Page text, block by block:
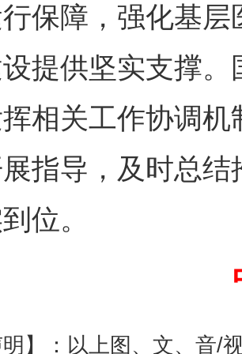
保障，强化基
提供坚实支撑
相关工作协调
指导，及时总
位。
明】：以上图、文、音/
药对药下症？
谢